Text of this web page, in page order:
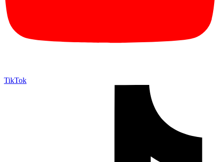
TikTok